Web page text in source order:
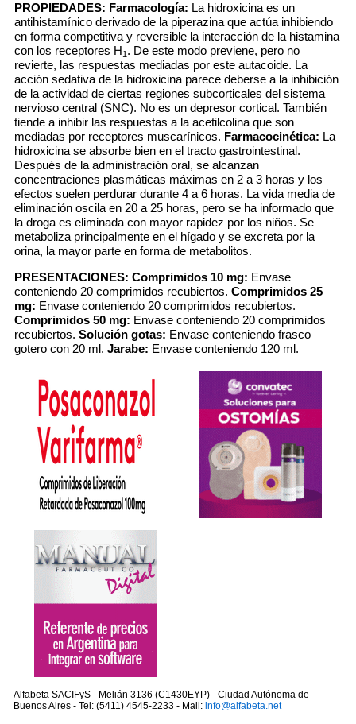
PROPIEDADES: Farmacología: La hidroxicina es un
antihistamínico derivado de la piperazina que actúa inhibiendo
en forma competitiva y reversible la interacción de la histamina
con los receptores H1 . De este modo previene, pero no
revierte, las respuestas mediadas por este autacoide. La
acción sedativa de la hidroxicina parece deberse a la inhibición
de la actividad de ciertas regiones subcorticales del sistema
nervioso central (SNC). No es un depresor cortical. También
tiende a inhibir las respuestas a la acetilcolina que son
mediadas por receptores muscarínicos. Farmacocinética: La
hidroxicina se absorbe bien en el tracto gastrointestinal.
Después de la administración oral, se alcanzan
concentraciones plasmáticas máximas en 2 a 3 horas y los
efectos suelen perdurar durante 4 a 6 horas. La vida media de
eliminación oscila en 20 a 25 horas, pero se ha informado que
la droga es eliminada con mayor rapidez por los niños. Se
metaboliza principalmente en el hígado y se excreta por la
orina, la mayor parte en forma de metabolitos.
PRESENTACIONES: Comprimidos 10 mg: Envase
conteniendo 20 comprimidos recubiertos. Comprimidos 25
mg: Envase conteniendo 20 comprimidos recubiertos.
Comprimidos 50 mg: Envase conteniendo 20 comprimidos
recubiertos. Solución gotas: Envase conteniendo frasco
gotero con 20 ml. Jarabe: Envase conteniendo 120 ml.
Alfabeta SACIFyS - Melián 3136 (C1430EYP) - Ciudad Autónoma de
Buenos Aires - Tel: (5411) 4545-2233 - Mail: info@alfabeta.net